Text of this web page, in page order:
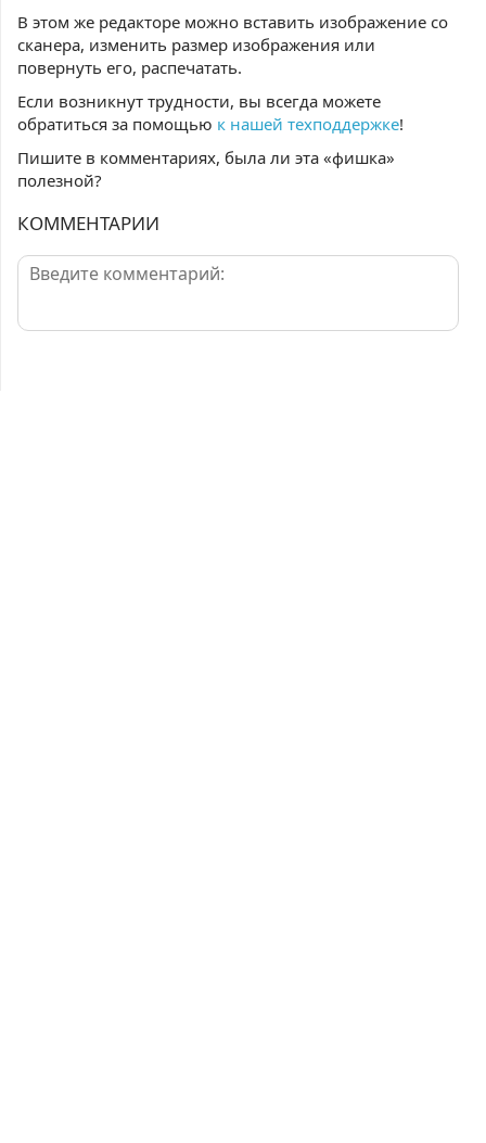
В этом же редакторе можно вставить изображение со
сканера, изменить размер изображения или
повернуть его, распечатать.
Если возникнут трудности, вы всегда можете
обратиться за помощью к нашей техподдержке!
Пишите в комментариях, была ли эта «фишка»
полезной?
КОММЕНТАРИИ